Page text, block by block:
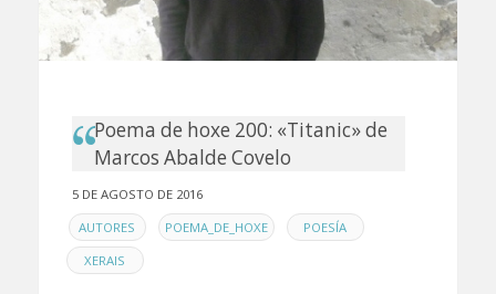
Poema de hoxe 200: «Titanic» de
Marcos Abalde Covelo
5 DE AGOSTO DE 2016
EN AUTORES , POEMA_DE_HOXE , POESÍA ,
XERAIS